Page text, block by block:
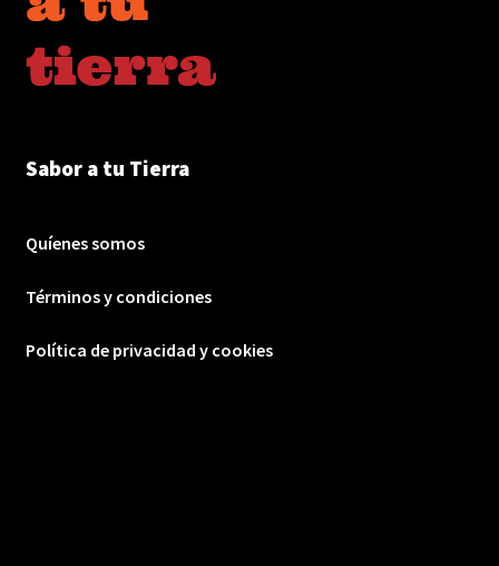
Sabor a tu Tierra
Quíenes somos
Términos y condiciones
Política de privacidad y cookies